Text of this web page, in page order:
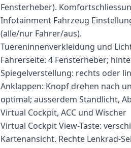
Fensterheber).
Infotainment Fahrzeug
(alle/nur Fahrer/aus).
Tuereninnenverkleidung und
Fahrerseite: 4 Fensterheber;
Spiegelverstellung: rechts oder
Anklappen: Knopf drehen nach
optimal; ausserdem Standlicht,
Virtual Cockpit, ACC und Wischer
Virtual Cockpit View-Taste:
Kartenansicht. Rechte Lenkrad-